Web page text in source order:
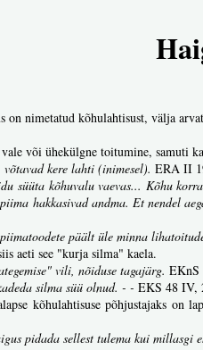
nimetatud kõhulahtisust, välja
või ühekülgne toitumine, samuti
kere lahti (inimesel). ERA II
süüta kõhuvalu vaevas... Kõhu
hakkasivad andma. Et nendel
päält üle minna
aeti see "kurja silma" kaela.
vili, nõiduse tagajärg. EKnS
silma süü olnud. - - EKS 48 IV,
kõhulahtisuse põhjustajaks on
pidada sellest tulema kui millasgi